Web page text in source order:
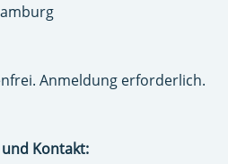
Anmeldung erforderlich.
Kontakt: